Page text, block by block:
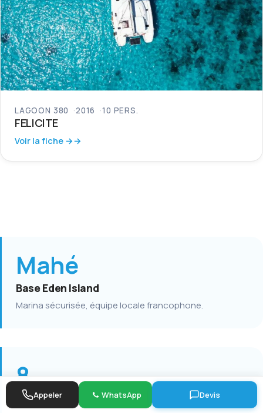
LAGOON 380 2016 10 PERS.
FELICITE
Voir la fiche →
Mahé
Base Eden Island
Marina sécurisée, équipe locale francophone.
8
Catamarans Lagoon
Appeler WhatsApp Devis